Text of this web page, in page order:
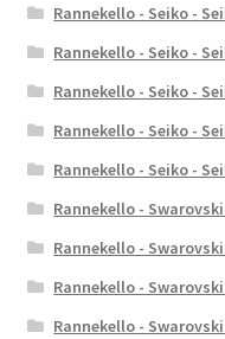
Rannekello - Seiko -
Rannekello - Seiko -
Rannekello - Seiko -
Rannekello - Seiko -
Rannekello - Seiko -
Rannekello -
Rannekello -
Rannekello -
Rannekello -